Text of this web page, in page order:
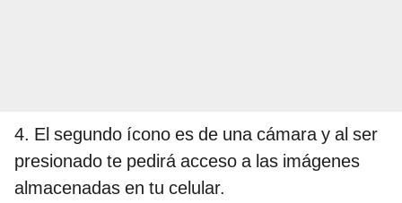
4. El segundo ícono es de una cámara y al ser
presionado te pedirá acceso a las imágenes
almacenadas en tu celular.